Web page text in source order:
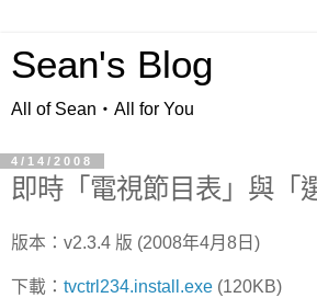
Sean's Blog
All of Sean‧All for You
4/14/2008
即時「電視節目表」與「
版本：v2.3.4 版 (2008年4月8日)
下載： tvctrl234.install.exe (120KB)